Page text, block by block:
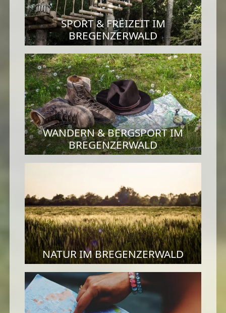
SPORT & FREIZEIT IM
BREGENZERWALD
WANDERN & BERGSPORT IM
BREGENZERWALD
NATUR IM BREGENZERWALD